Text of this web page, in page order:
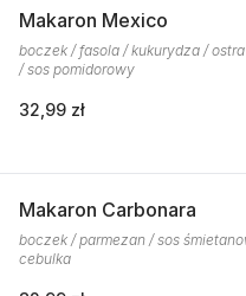
Makaron Mexico
boczek / fasola / kukurydza /
/ sos pomidorowy
32,99 zł
Makaron Carbonara
boczek / parmezan / sos
cebulka